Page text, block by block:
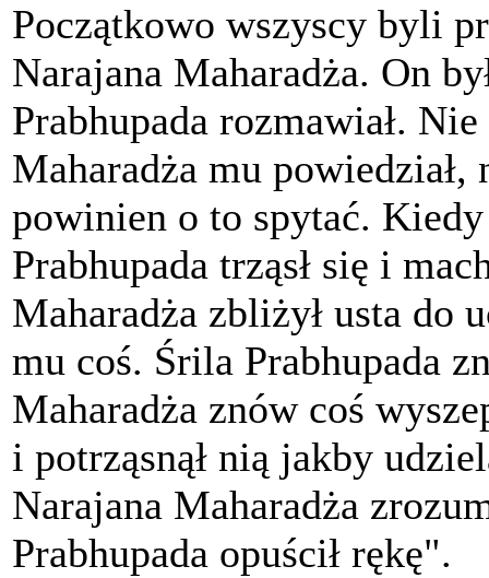
Początkowo wszyscy byli
Narajana Maharadża. On
Prabhupada rozmawiał.
Maharadża mu
powinien o to spytać.
Prabhupada trząsł się i
Maharadża zbliżył usta do
mu coś. Śrila Prabhupada
Maharadża znów coś
i potrząsnął nią jakby
Narajana Maharadża
Prabhupada opuścił rękę".